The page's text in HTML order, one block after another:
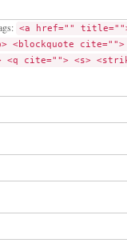
<a href=""
<blockquote cite="">
<q cite=""> <s>